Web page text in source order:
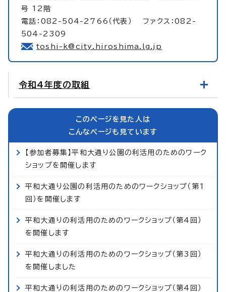
号 12階
電話：082-504-2766（代表） ファクス：082-
504-2309
toshi-k@city.hiroshima.lg.jp
令和4年度の取組
このページを見た人は
こんなページも見ています
【参加者募集】平和大通り公園の利活用のためのワーク
ショップを開催します
平和大通り公園の利活用のためのワークショップ（第1
回）を開催します
平和大通りの利活用のためのワークショップ（第4回）
を開催します
平和大通りの利活用のためのワークショップ（第3回）
を開催しました
平和大通りの利活用のためのワークショップ（第4回）